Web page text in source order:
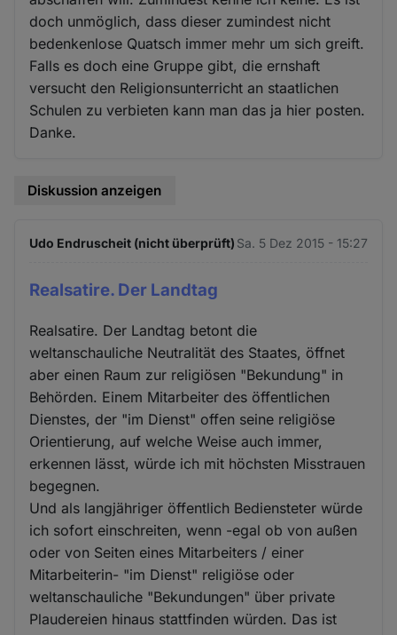
doch unmöglich, dass dieser zumindest nicht
bedenkenlose Quatsch immer mehr um sich greift.
Falls es doch eine Gruppe gibt, die ernshaft
versucht den Religionsunterricht an staatlichen
Schulen zu verbieten kann man das ja hier posten.
Danke.
Diskussion anzeigen
Udo Endruscheit (nicht überprüft) Sa. 5 Dez 2015 - 15:27
Realsatire. Der Landtag
Realsatire. Der Landtag betont die
weltanschauliche Neutralität des Staates, öffnet
aber einen Raum zur religiösen "Bekundung" in
Behörden. Einem Mitarbeiter des öffentlichen
Dienstes, der "im Dienst" offen seine religiöse
Orientierung, auf welche Weise auch immer,
erkennen lässt, würde ich mit höchsten Misstrauen
begegnen.
Und als langjähriger öffentlich Bediensteter würde
ich sofort einschreiten, wenn -egal ob von außen
oder von Seiten eines Mitarbeiters / einer
Mitarbeiterin- "im Dienst" religiöse oder
weltanschauliche "Bekundungen" über private
Plaudereien hinaus stattfinden würden. Das ist